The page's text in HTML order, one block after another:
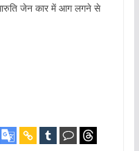
जेन कार में आग लगने से